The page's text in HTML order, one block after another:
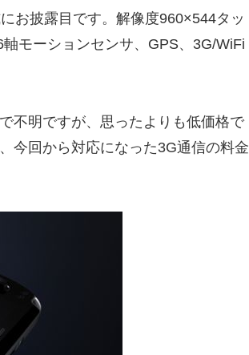
お披露目です。解像度960×544タッ
モーションセンサ、GPS、3G/WiFi
不明ですが、思ったよりも低価格で
今回から対応になった3G通信の料金